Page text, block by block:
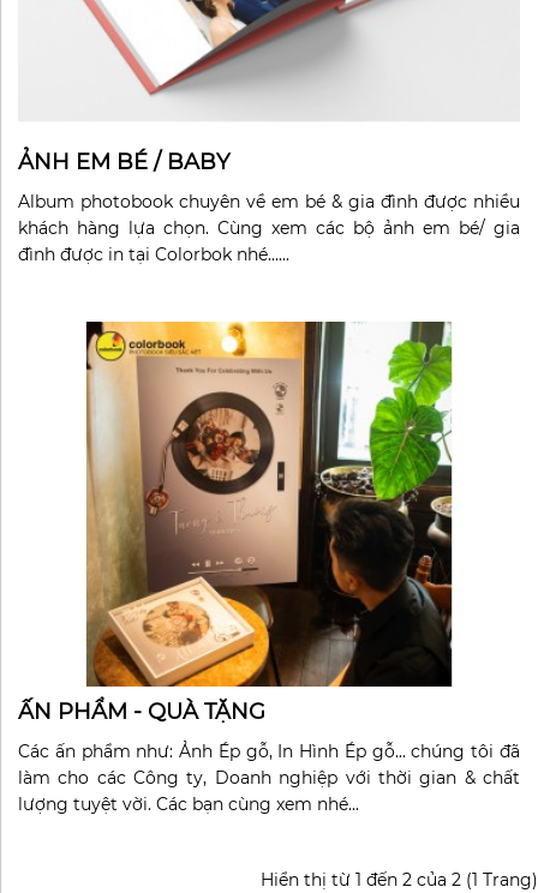
ẢNH EM BÉ / BABY
Album photobook chuyên về em bé & gia đình được nhiều
khách hàng lựa chọn. Cùng xem các bộ ảnh em bé/ gia
đình được in tại Colorbok nhé......
ẤN PHẨM - QUÀ TẶNG
Các ấn phẩm như: Ảnh Ép gỗ, In Hình Ép gỗ... chúng tôi đã
làm cho các Công ty, Doanh nghiệp với thời gian & chất
lượng tuyệt vời. Các bạn cùng xem nhé...
Hiển thị từ 1 đến 2 của 2 (1 Trang)